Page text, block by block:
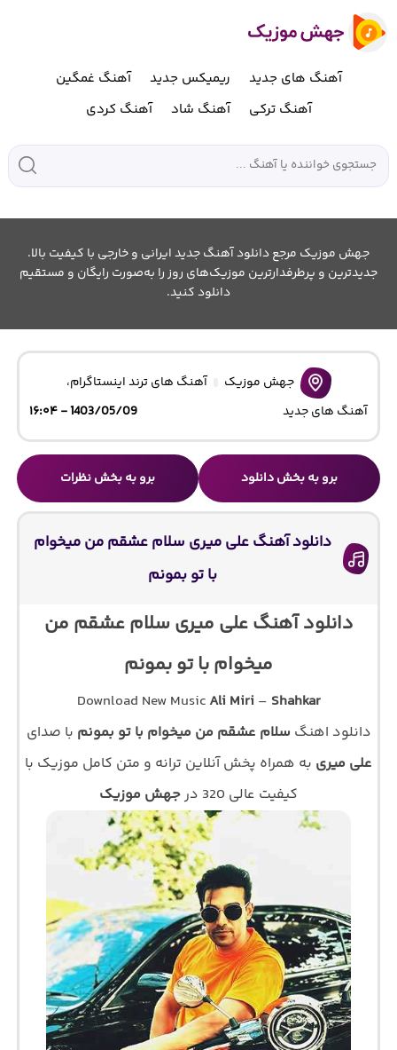
آهنگ های جدید ریمیکس جدید
آهنگ غمگین
آهنگ ترکی
آهنگ شاد آهنگ کردی
جهش موزیک مرجع دانلود آهنگ جدید ایرانی و خارجی با کیفیت بالا.
جدیدترین و پرطرفدارترین موزیک‌های روز را به‌صورت رایگان و مستقیم
دانلود کنید.
جهش موزیک آهنگ های ترند اینستاگرام،
آهنگ های جدید
1403/05/09 - ۱۶:۰۴
برو به بخش دانلود برو به بخش نظرات
دانلود آهنگ علی میری سلام عشقم من میخوام
با تو بمونم
دانلود آهنگ علی میری سلام عشقم من
میخوام با تو بمونم
Download New Music Ali Miri – Shahkar
دانلود اهنگ سلام عشقم من میخوام با تو بمونم با صدای
علی میری به همراه پخش آنلاین ترانه و متن کامل موزیک با
کیفیت عالی 320 در
جهش موزیک